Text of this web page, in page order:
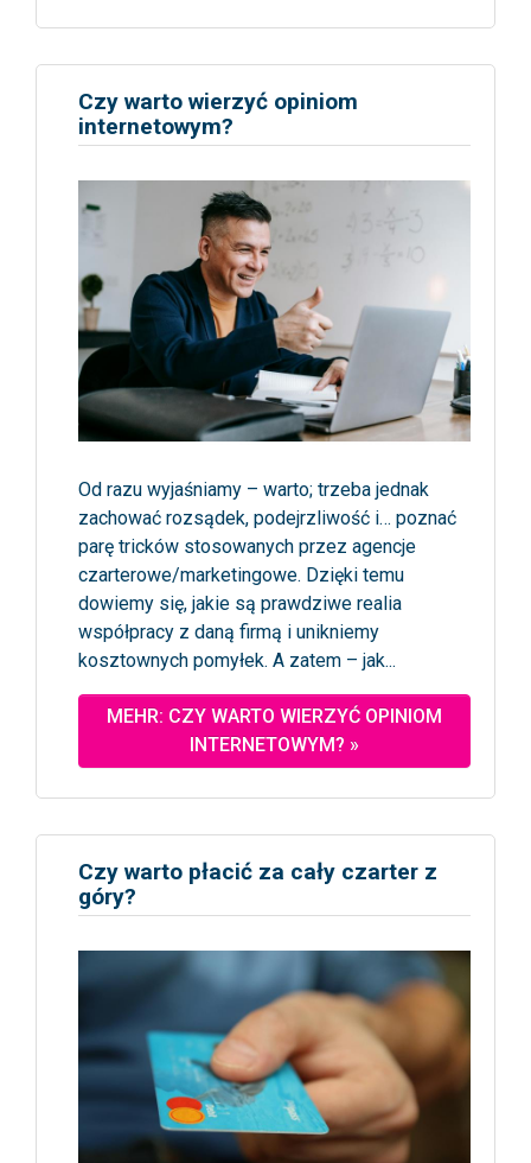
Czy warto wierzyć opiniom
internetowym?
Od razu wyjaśniamy – warto; trzeba jednak
zachować rozsądek, podejrzliwość i… poznać
parę tricków stosowanych przez agencje
czarterowe/marketingowe. Dzięki temu
dowiemy się, jakie są prawdziwe realia
współpracy z daną firmą i unikniemy
kosztownych pomyłek. A zatem – jak...
MEHR: CZY WARTO WIERZYĆ OPINIOM
INTERNETOWYM? »
Czy warto płacić za cały czarter z
góry?